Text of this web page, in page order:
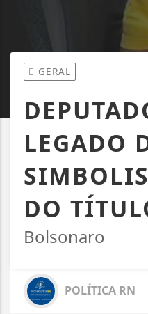
GERAL
LEGADO
DO
Bolsonaro
POLÍTICA RN